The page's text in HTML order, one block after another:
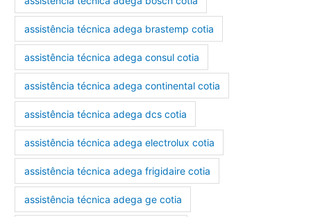
assistência técnica adega brastemp cotia
assistência técnica adega consul cotia
assistência técnica adega continental cotia
assistência técnica adega dcs cotia
assistência técnica adega electrolux cotia
assistência técnica adega frigidaire cotia
assistência técnica adega ge cotia